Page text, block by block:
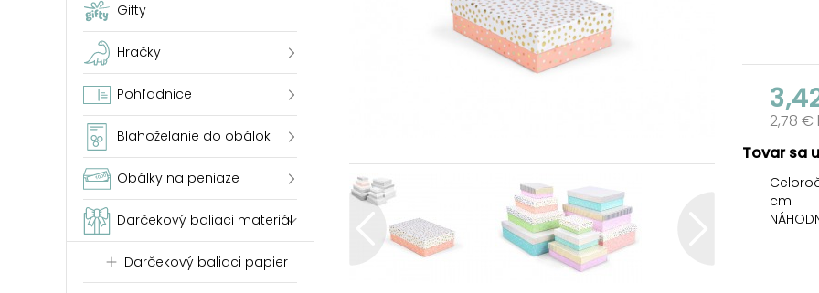
Gifty
Hračky
Pohľadnice
Blahoželanie do obálok
Obálky na peniaze
Darčekový baliaci materiál
Darčekový baliaci papier
2,78 €
Tovar sa
cm